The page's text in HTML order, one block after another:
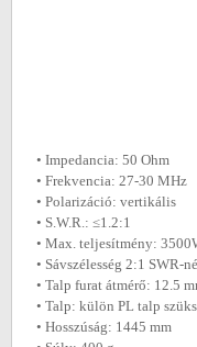
• Impedancia: 50 Ohm
• Frekvencia: 27-30 MHz
• Polarizáció: vertikális
• S.W.R.: ≤1.2:1
• Max. teljesítmény:
• Sávszélesség 2:1 SWR-
• Talp furat átmérő: 12.5
• Talp: külön PL talp
• Hosszúság: 1445 mm